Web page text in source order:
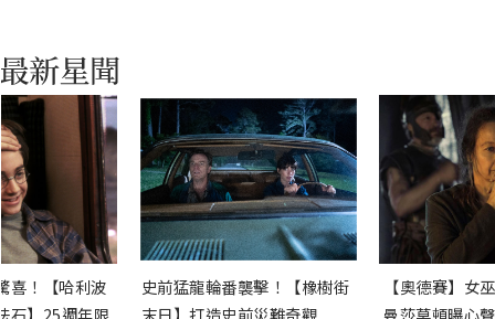
喜！【哈利波
石】25週年限
史前猛龍輪番襲擊！【橡樹街
末日】打造史前災難奇觀
【奧德賽】女
曼莎莫頓曝心